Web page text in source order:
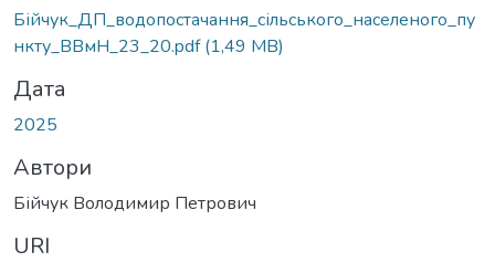
Бійчук_ДП_водопостачання_сільського_населеного_пу
нкту_ВВмН_23_20.pdf(1,49 MB)
Дата
2025
Автори
Бійчук Володимир Петрович
URI